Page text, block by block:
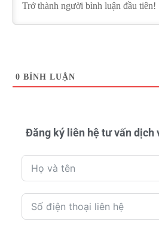
0 BÌNH LUẬN
Đăng ký liên hệ tư vấn dịch